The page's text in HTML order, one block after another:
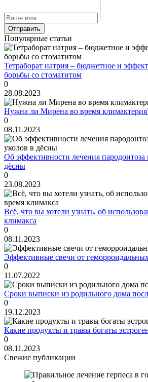
Популярные статьи
Тетраборат натрия – бюджетное и
борьбы со стоматитом
0
28.08.2023
Нужна ли Мирена во время
0
08.11.2023
Об эффективности лечения
дёсны
0
23.08.2023
Всё, что вы хотели узнать, об
климакса
0
08.11.2023
Эффективные свечи от
0
11.07.2022
Сроки выписки из родильного дома
0
19.12.2023
Какие продукты и травы богаты
0
08.11.2023
Свежие публикации